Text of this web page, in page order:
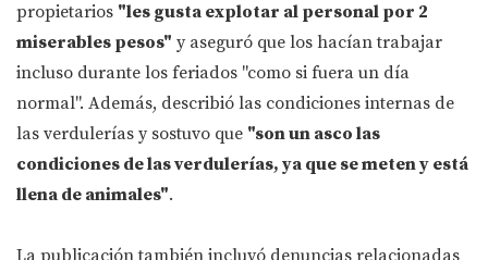
propietarios "les gusta explotar al personal por 2
miserables pesos" y aseguró que los hacían trabajar
incluso durante los feriados "como si fuera un día
normal". Además, describió las condiciones internas de
las verdulerías y sostuvo que "son un asco las
condiciones de las verdulerías, ya que se meten y está
llena de animales".